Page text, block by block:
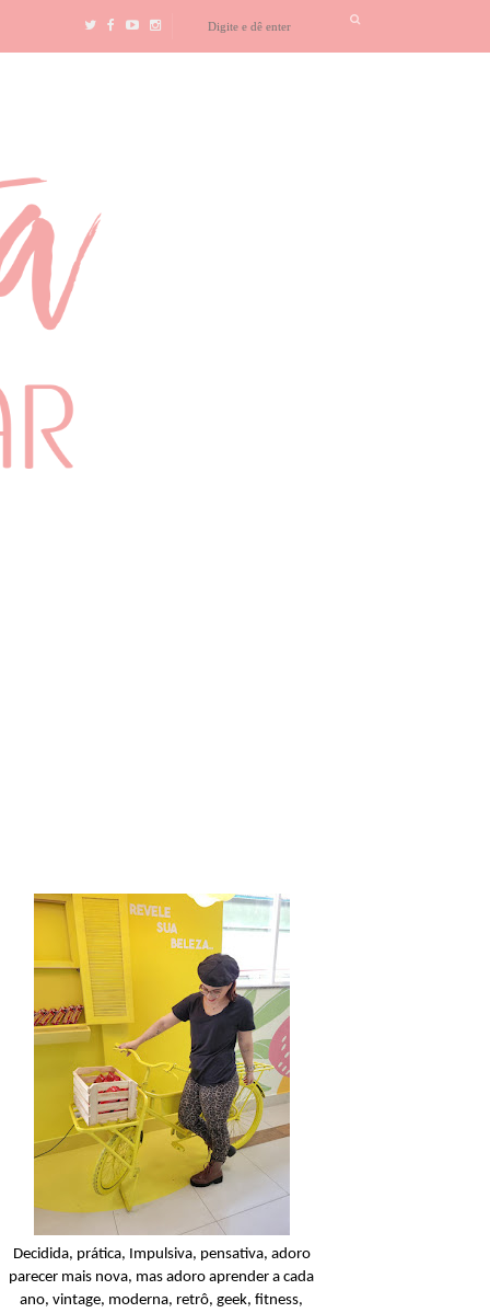
Condicionador
Açucarando: Shampoo
Condicionador Novex
Decidida, prática, Impulsiva, pensativa, adoro
parecer mais nova, mas adoro aprender a cada
ano, vintage, moderna, retrô, geek, fitness,